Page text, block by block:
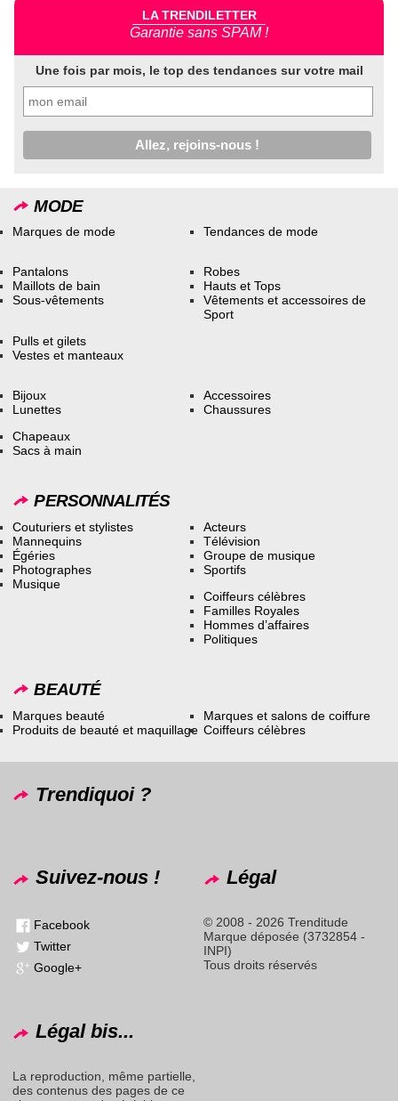
LA TRENDILETTER
Garantie sans SPAM !
Une fois par mois, le top des tendances sur votre mail
MODE
Marques de mode Tendances de mode
Pantalons
Maillots de bain
Sous-vêtements
Robes
Hauts et Tops
Vêtements et accessoires de
Sport
Pulls et gilets
Vestes et manteaux
Bijoux
Lunettes
Accessoires
Chaussures
Chapeaux
Sacs à main
PERSONNALITÉS
Couturiers et stylistes
Mannequins
Égéries
Photographes
Musique
Acteurs
Télévision
Groupe de musique
Sportifs
Coiffeurs célèbres
Familles Royales
Hommes d’affaires
Politiques
BEAUTÉ
Marques beauté
Produits de beauté et maquillage
Marques et salons de coiffure
Coiffeurs célèbres
Trendiquoi ?
Suivez-nous !
Facebook
Twitter
Google+
Légal
© 2008 - 2026 Trenditude
Marque déposée (3732854 -
INPI)
Tous droits réservés
Légal bis...
La reproduction, même partielle,
des contenus des pages de ce